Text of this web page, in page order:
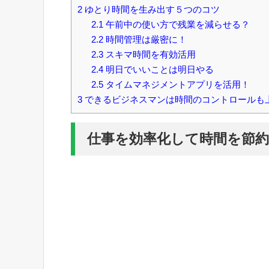
2 ゆとり時間を生み出す５つのコツ
2.1 午前中の使い方で残業を減らせる？
2.2時間管理は厳密に！
2.3スキマ時間を有効活用
2.4明日でいいことは明日やる
2.5タイムマネジメントアプリを活用！
3 できるビジネスマンは時間のコントロールも
仕事を効率化して時間を節約